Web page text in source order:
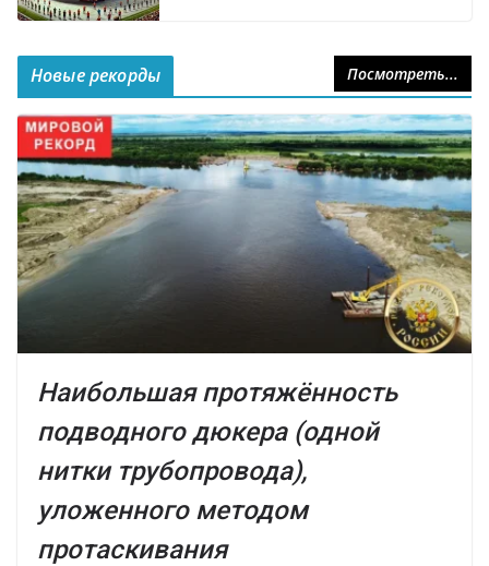
Новые рекорды Посмотреть...
Наибольшая протяжённость
подводного дюкера (одной
нитки трубопровода),
уложенного методом
протаскивания